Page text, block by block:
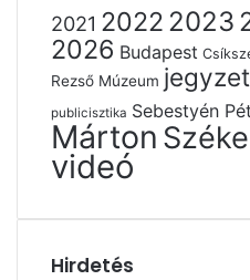
2021 2022 2023
2026 Budapest
Rezső Múzeum jegyzet
publicisztika Sebestyén
Márton
videó
Hirdetés